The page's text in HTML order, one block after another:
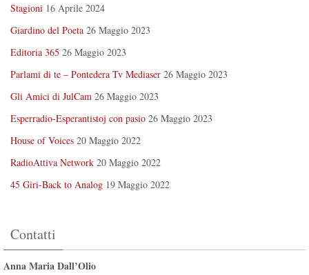
Stagioni 16 Aprile 2024
Giardino del Poeta 26 Maggio 2023
Editoria 365 26 Maggio 2023
Parlami di te – Pontedera Tv Mediaser 26 Maggio 2023
Gli Amici di JulCam 26 Maggio 2023
Esperradio-Esperantistoj con pasio 26 Maggio 2023
House of Voices 20 Maggio 2022
RadioAttiva Network 20 Maggio 2022
45 Giri-Back to Analog 19 Maggio 2022
Contatti
Anna Maria Dall’Olio